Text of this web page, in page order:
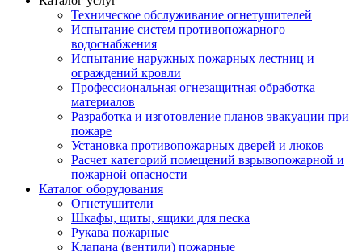
Техническое обслуживание огнетушителей
Испытание систем противопожарного
водоснабжения
Испытание наружных пожарных лестниц и
ограждений кровли
Профессиональная огнезащитная обработка
материалов
Разработка и изготовление планов эвакуации при
пожаре
Установка противопожарных дверей и люков
Расчет категорий помещений взрывопожарной и
пожарной опасности
Каталог оборудования
Огнетушители
Шкафы, щиты, ящики для песка
Рукава пожарные
Клапана (вентили) пожарные